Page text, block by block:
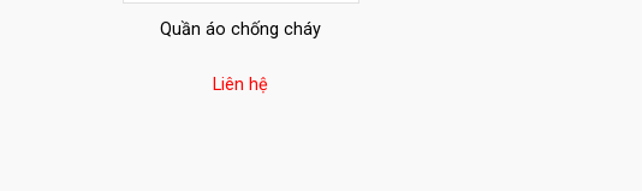
Quần áo chống cháy
Liên hệ